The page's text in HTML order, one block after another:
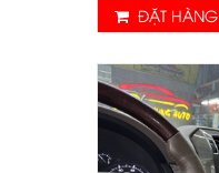
ĐẶT HÀNG